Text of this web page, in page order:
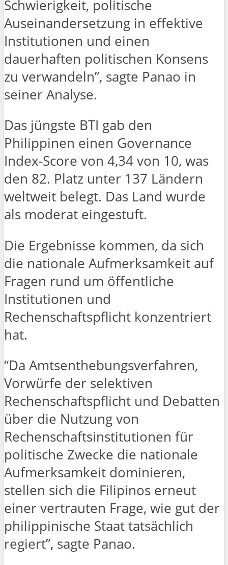
Schwierigkeit, politische
Auseinandersetzung in effektive
Institutionen und einen
dauerhaften politischen Konsens
zu verwandeln”, sagte Panao in
seiner Analyse.
Das jüngste BTI gab den
Philippinen einen Governance
Index-Score von 4,34 von 10, was
den 82. Platz unter 137 Ländern
weltweit belegt. Das Land wurde
als moderat eingestuft.
Die Ergebnisse kommen, da sich
die nationale Aufmerksamkeit auf
Fragen rund um öffentliche
Institutionen und
Rechenschaftspflicht konzentriert
hat.
“Da Amtsenthebungsverfahren,
Vorwürfe der selektiven
Rechenschaftspflicht und Debatten
über die Nutzung von
Rechenschaftsinstitutionen für
politische Zwecke die nationale
Aufmerksamkeit dominieren,
stellen sich die Filipinos erneut
einer vertrauten Frage, wie gut der
philippinische Staat tatsächlich
regiert”, sagte Panao.